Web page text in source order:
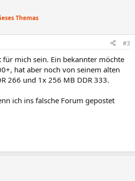
Themas
#3
für mich sein. Ein bekannter möchte
hat aber noch von seinem alten
266 und 1x 256 MB DDR 333.
ich ins falsche Forum gepostet